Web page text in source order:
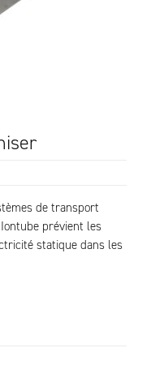
de transport
prévient les
statique dans les